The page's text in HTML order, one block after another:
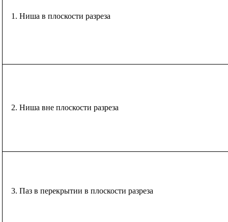
1. Ниша в плоскости разреза
2. Ниша вне плоскости разреза
3. Паз в перекрытии в плоскости разреза